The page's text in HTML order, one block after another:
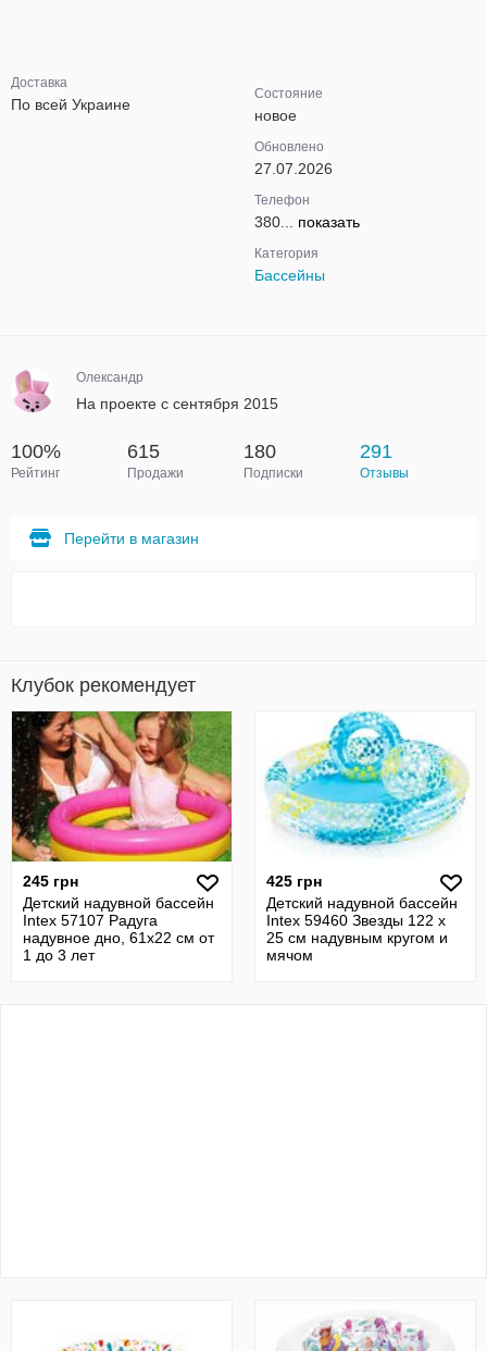
Доставка
По всей Украине
Состояние
новое
Обновлено
27.07.2026
Телефон
380... показать
Категория
Бассейны
Олександр
На проекте с сентября 2015
100%
Рейтинг
615
Продажи
180
Подписки
291
Отзывы
Перейти в магазин
Клубок рекомендует
245 грн
Детский надувной бассейн
Intex 57107 Радуга
надувное дно, 61х22 см от
1 до 3 лет
425 грн
Детский надувной бассейн
Intex 59460 Звезды 122 х
25 см надувным кругом и
мячом